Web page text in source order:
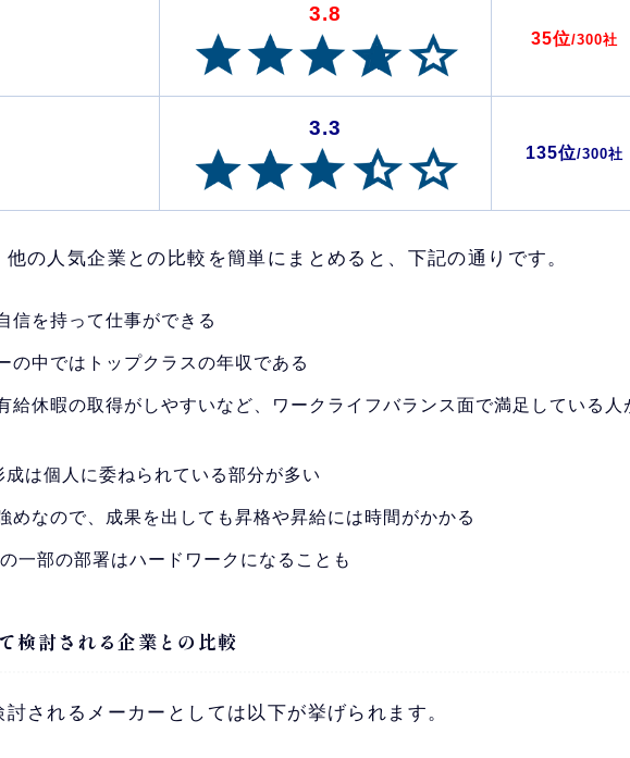
3.8
35位/300社
3.3
135位/300社
の人気企業との比較を簡単にまとめると、下記の通りです。
信を持って仕事ができる
の中ではトップクラスの年収である
休暇の取得がしやすいなど、ワークライフバランス面で満足している人
は個人に委ねられている部分が多い
めなので、成果を出しても昇格や昇給には時間がかかる
一部の部署はハードワークになることも
検討される企業との比較
されるメーカーとしては以下が挙げられます。